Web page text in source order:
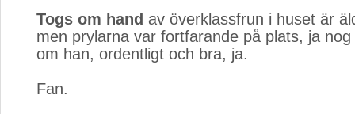
Togs om hand av överklassfrun i huset är
men prylarna var fortfarande på plats, ja
om han, ordentligt och bra, ja.
Fan.